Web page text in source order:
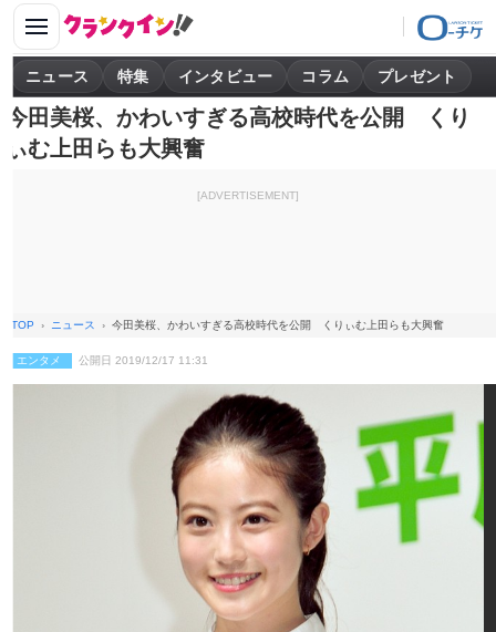
ニュース 特集 インタビュー コラム プレゼント
今田美桜、かわいすぎる高校時代を公開 くり
ぃむ上田らも大興奮
[ADVERTISEMENT]
TOP ニュース 今田美桜、かわいすぎる高校時代を公開 くりぃむ上田らも大興奮
エンタメ 公開日 2019/12/17 11:31